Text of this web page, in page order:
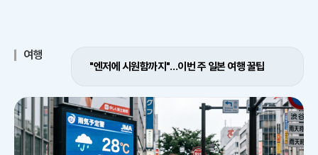
여행
"엔저에 시원함까지"…이번 주 일본 여행 꿀팁